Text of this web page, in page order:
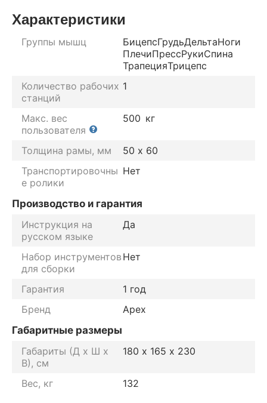
Характеристики
Группы мышц БицепсГрудьДельтаНоги
ПлечиПрессРукиСпина
ТрапецияТрицепс
Количество рабочих
станций
1
Макс. вес
пользователя
500 кг
Толщина рамы, мм
50 х 60
Транспортировочны
е ролики
Нет
Производство и гарантия
Инструкция на
русском языке
Да
Набор инструментов
для сборки
Нет
Гарантия
1 год
Бренд
Apex
Габаритные размеры
Габариты (Д х Ш х
В), см
180 х 165 х 230
Вес, кг 132